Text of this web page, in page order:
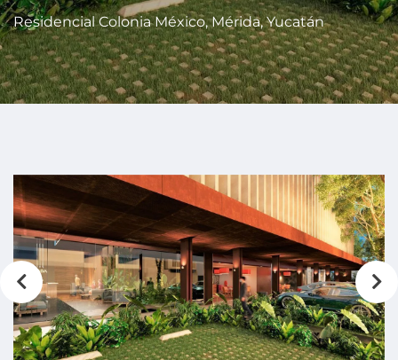
Residencial Colonia México, Mérida, Yucatán